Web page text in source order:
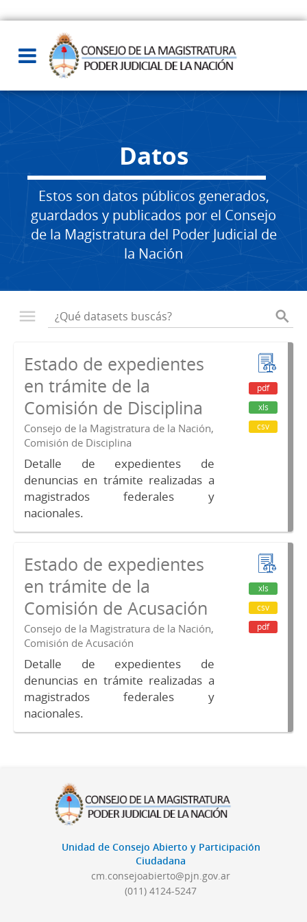
Datos
Estos son datos públicos generados,
guardados y publicados por el Consejo
de la Magistratura del Poder Judicial de
la Nación
Estado de expedientes
en trámite de la
Comisión de Disciplina
Consejo de la Magistratura de la Nación,
Comisión de Disciplina
Detalle de expedientes de
denuncias en trámite realizadas a
magistrados federales y
nacionales.
pdf
xls
csv
Estado de expedientes
en trámite de la
Comisión de Acusación
Consejo de la Magistratura de la Nación,
Comisión de Acusación
Detalle de expedientes de
denuncias en trámite realizadas a
magistrados federales y
nacionales.
xls
csv
pdf
Unidad de Consejo Abierto y Participación
Ciudadana
cm.consejoabierto@pjn.gov.ar
(011) 4124-5247